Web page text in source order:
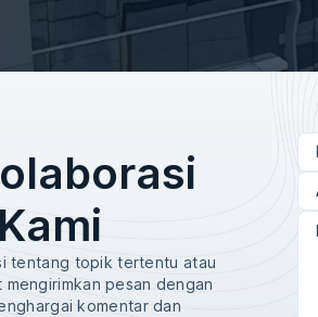
tentang topik tertentu atau
pesan dengan
komentar dan